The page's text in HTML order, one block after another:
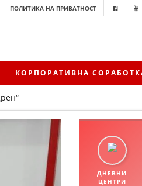
ПОЛИТИКА НА ПРИВАТНОСТ
КОРПОРАТИВНА
ДНЕВНИ
ЦЕНТРИ